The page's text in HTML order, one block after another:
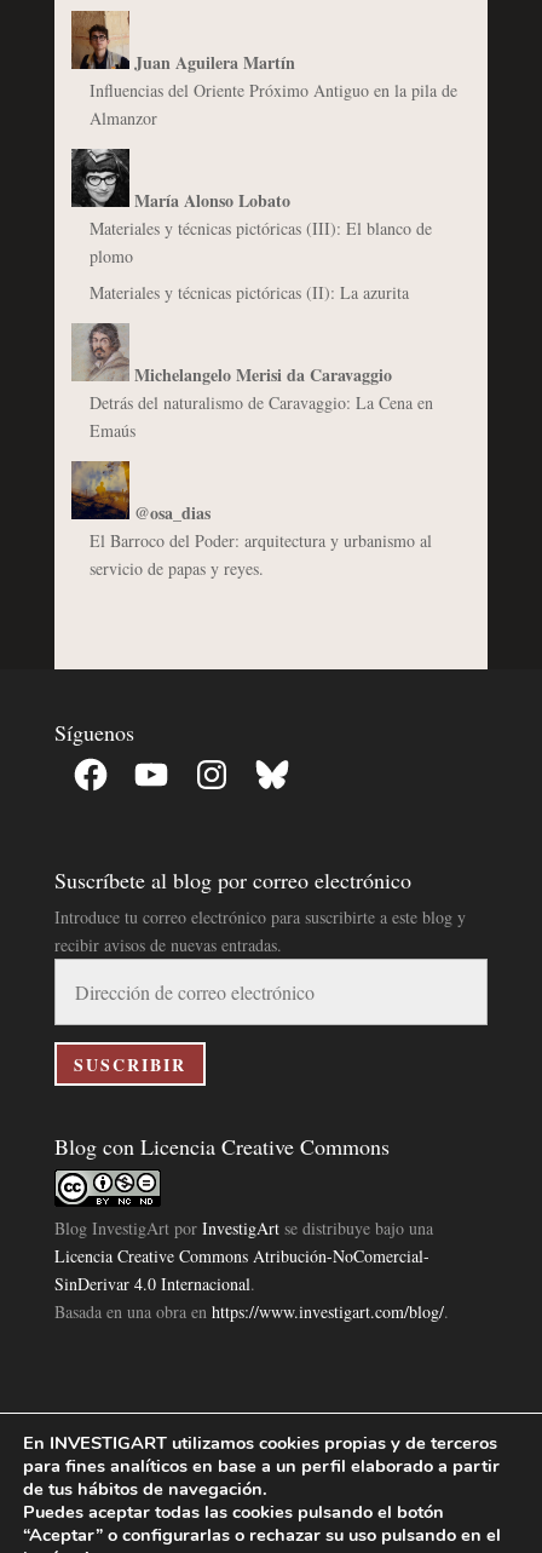
Juan Aguilera Martín
Influencias del Oriente Próximo Antiguo en la pila de
Almanzor
María Alonso Lobato
Materiales y técnicas pictóricas (III): El blanco de
plomo
Materiales y técnicas pictóricas (II): La azurita
Michelangelo Merisi da Caravaggio
Detrás del naturalismo de Caravaggio: La Cena en
Emaús
@osa_dias
El Barroco del Poder: arquitectura y urbanismo al
servicio de papas y reyes.
Síguenos
Facebook YouTube InstagramBluesky
Suscríbete al blog por correo electrónico
Introduce tu correo electrónico para suscribirte a este blog y
recibir avisos de nuevas entradas.
correo
electrónico
SUSCRIBIR
Blog con Licencia Creative Commons
Blog InvestigArtpor InvestigArtse distribuye bajo una
Licencia Creative Commons Atribución-NoComercial-
SinDerivar 4.0 Internacional.
Basada en una obra en https://www.investigart.com/blog/.
Política de Privacidad|Aviso Legal|Política de Cookies|
Investigart Copyright © 2019. |
En INVESTIGART utilizamos cookies propias y de terceros
para fines analíticos en base a un perfil elaborado a partir
de tus hábitos de navegación.
Puedes aceptar todas las cookies pulsando el botón
“Aceptar” o configurarlas o rechazar su uso pulsando en el